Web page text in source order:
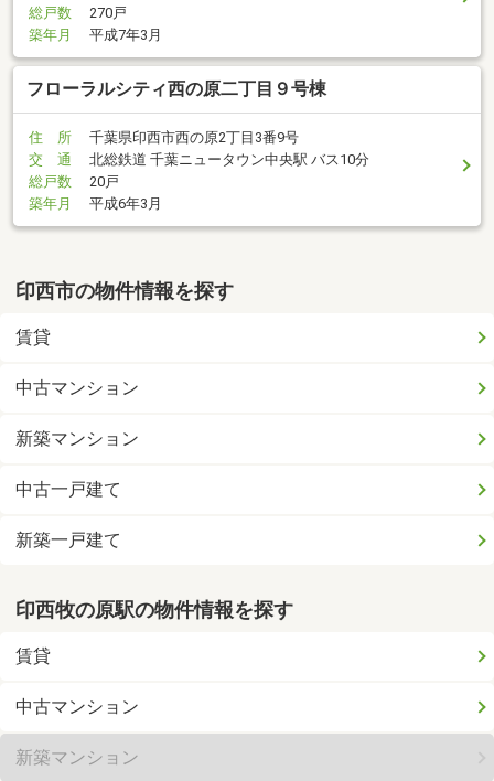
総戸数
270戸
築年月
平成7年3月
フローラルシティ西の原二丁目９号棟
住 所
千葉県印西市西の原2丁目3番9号
交 通
北総鉄道 千葉ニュータウン中央駅 バス10分
総戸数
20戸
築年月
平成6年3月
印西市の物件情報を探す
賃貸
中古マンション
新築マンション
中古一戸建て
新築一戸建て
印西牧の原駅の物件情報を探す
賃貸
中古マンション
新築マンション